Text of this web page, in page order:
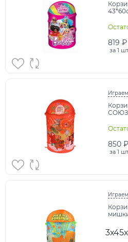
819 ₽
за 1 шт
в
850 ₽
за 1 шт